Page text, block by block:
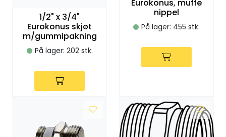
1/2" x 3/4"
Eurokonus skjøt
m/gummipakning
På lager: 202 stk.
Eurokonus, muffe
nippel
På lager: 455 stk.
Klemringskoblinger
Radiatorer
Planfront radiatorer